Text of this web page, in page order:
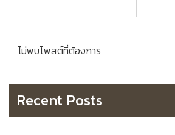
ไม่พบโพสต์ที่ต้องการ
Recent Posts